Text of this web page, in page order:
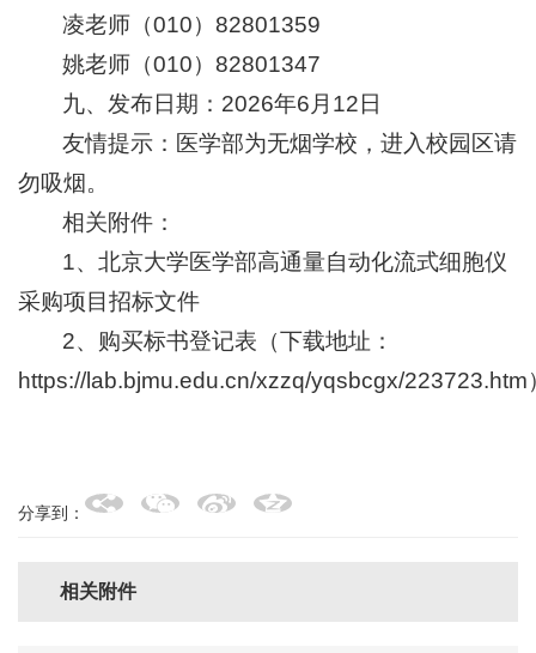
凌老师（010）82801359
姚老师（010）82801347
九、发布日期：2026年6月12日
友情提示：医学部为无烟学校，进入校园区请
勿吸烟。
相关附件：
1、北京大学医学部高通量自动化流式细胞仪
采购项目招标文件
2、购买标书登记表（下载地址：
https://lab.bjmu.edu.cn/xzzq/yqsbcgx/223723.htm
分享到：
相关附件